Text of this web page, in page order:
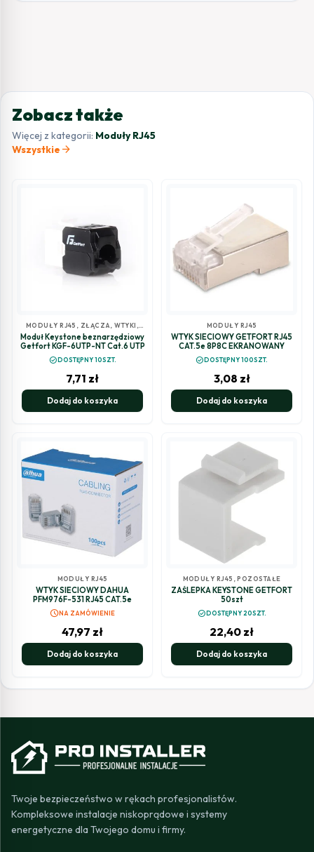
Zobacz także
Więcej z kategorii: Moduły RJ45
Wszystkie arrow_forward
MODUŁY RJ45
ZŁĄCZA, WTYKI,
GNIAZDA
Moduł Keystone beznarzędziowy
Getfort KGF-6UTP-NT Cat.6 UTP
check_circleDOSTĘPNY 10SZT.
7,71 zł
Dodaj do koszyka
MODUŁY RJ45
WTYK SIECIOWY GETFORT RJ45
CAT.5e 8P8C EKRANOWANY
check_circleDOSTĘPNY 100SZT.
3,08 zł
Dodaj do koszyka
MODUŁY RJ45
WTYK SIECIOWY DAHUA
PFM976F-531 RJ45 CAT.5e
scheduleNA ZAMÓWIENIE
47,97 zł
Dodaj do koszyka
MODUŁY RJ45 ,POZOSTAŁE
ZAŚLEPKA KEYSTONE GETFORT
50szt
check_circleDOSTĘPNY 20SZT.
22,40 zł
Dodaj do koszyka
Twoje bezpieczeństwo w rękach profesjonalistów.
Kompleksowe instalacje niskoprądowe i systemy
energetyczne dla Twojego domu i firmy.